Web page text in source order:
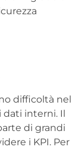
difficoltà nel
interni. Il
di grandi
i KPI. Per